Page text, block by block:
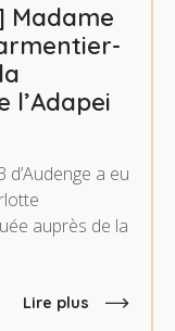
Madame
l’Adapei
d’Audenge a eu
auprès de la
Lire plus